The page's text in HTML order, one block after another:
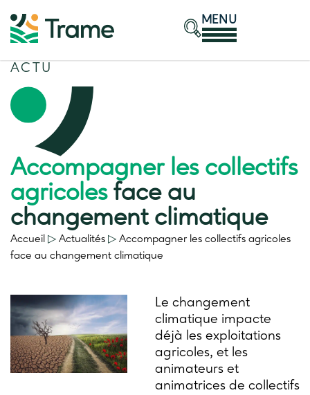
MENU
ACTU
Accompagner les collectifs
agricolesface au
changement climatique
Accueil ▷ Actualités ▷ Accompagner les collectifs agricoles
face au changement climatique
Le changement
climatique impacte
déjà les exploitations
agricoles, et les
animateurs et
animatrices de collectifs